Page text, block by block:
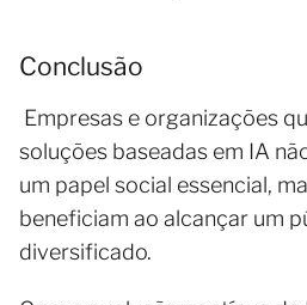
Conclusão
Empresas e organizações
soluções baseadas em IA
um papel social essencial,
beneficiam ao alcançar um
diversificado.